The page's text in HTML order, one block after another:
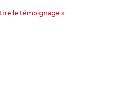
Lire le témoignage »